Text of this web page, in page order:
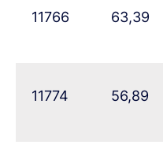
11766 63,39
11774 56,89